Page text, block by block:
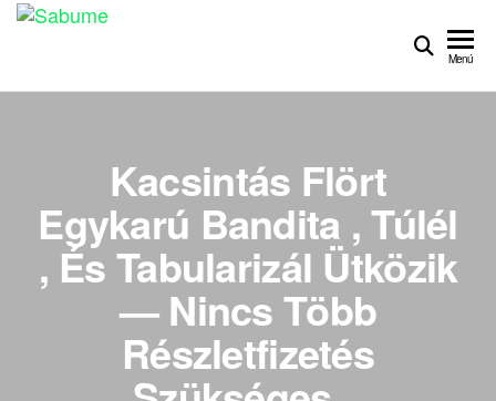
Menú
Kacsintás Flört
Egykarú Bandita , Túlél
, És Tabularizál Ütközik
— Nincs Több
Részletfizetés